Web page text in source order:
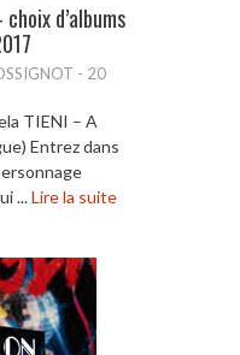
d’albums
- 20
TIENI – A
Entrez dans
...Lire la suite